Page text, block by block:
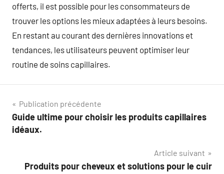
offerts, il est possible pour les consommateurs de
trouver les options les mieux adaptées à leurs besoins.
En restant au courant des dernières innovations et
tendances, les utilisateurs peuvent optimiser leur
routine de soins capillaires.
Navigation
de
Publication précédente
Guide ultime pour choisir les produits capillaires
idéaux.
Article suivant
Produits pour cheveux et solutions pour le cuir